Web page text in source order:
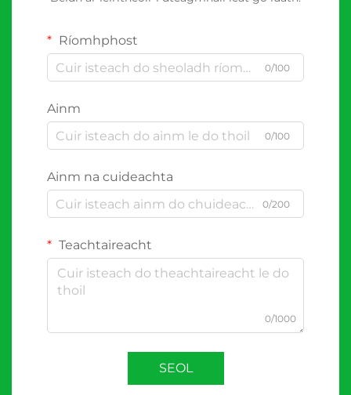
Ríomhphost
0/100
Ainm
0/100
Ainm na cuideachta
0/200
Teachtaireacht
0/1000
SEOL